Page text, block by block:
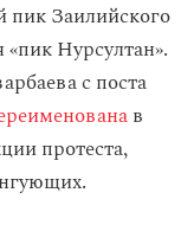
пик Заилийского
Нурсултан».
с поста
в
протеста,